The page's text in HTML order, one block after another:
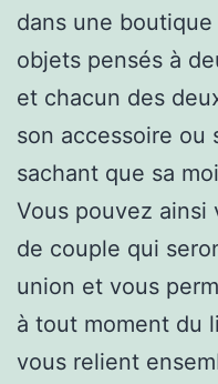
dans une
objets pensés à
et chacun des
son accessoire ou
sachant que sa
Vous pouvez ainsi
de couple qui
union et vous
à tout moment du
vous relient